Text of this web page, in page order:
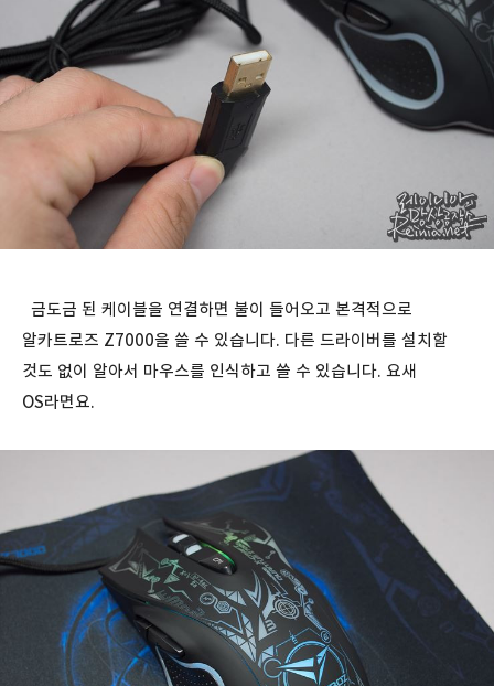
금도금 된 케이블을 연결하면 불이 들어오고 본격적으로
알카트로즈 Z7000을 쓸 수 있습니다. 다른 드라이버를 설치할
것도 없이 알아서 마우스를 인식하고 쓸 수 있습니다. 요새
OS라면요.